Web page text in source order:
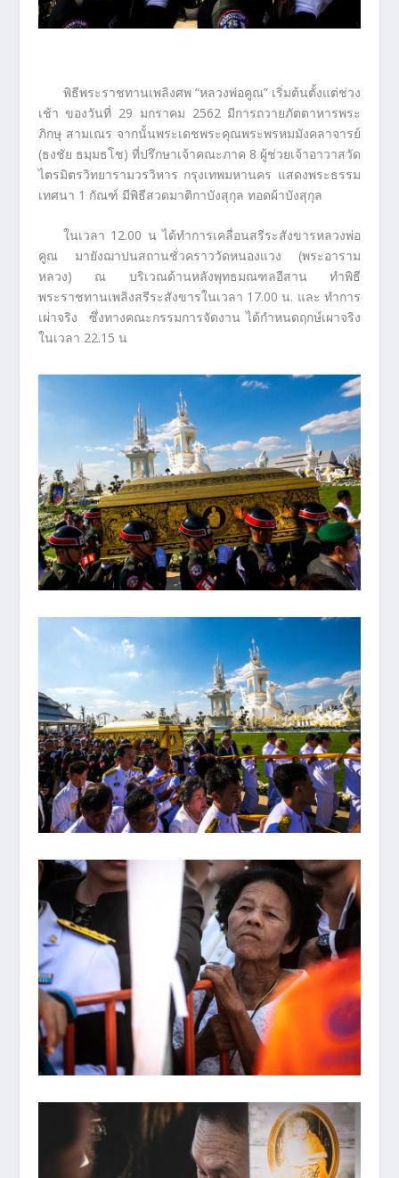
พิธีพระราชทานเพลิงศพ “หลวงพ่อคูณ” เริ่มต้นตั้งแต่ช่วง
เช้า ของวันที่ 29 มกราคม 2562 มีการถวายภัตตาหารพระ
ภิกษุ สามเณร จากนั้นพระเดชพระคุณพระพรหมมังคลาจารย์
(ธงชัย ธมฺมธโช) ที่ปรึกษาเจ้าคณะภาค 8 ผู้ช่วยเจ้าอาวาสวัด
ไตรมิตรวิทยารามวรวิหาร กรุงเทพมหานคร แสดงพระธรรม
เทศนา 1 กัณฑ์ มีพิธีสวดมาติกาบังสุกุล ทอดผ้าบังสุกุล
ในเวลา 12.00 น ได้ทำการเคลื่อนสรีระสังขารหลวงพ่อ
คูณ มายังฌาปนสถานชั่วคราววัดหนองแวง (พระอาราม
หลวง) ณ บริเวณด้านหลังพุทธมณฑลอีสาน ทำพิธี
พระราชทานเพลิงสรีระสังขารในเวลา 17.00 น. และ ทำการ
เผ่าจริง ซึ่งทางคณะกรรมการจัดงาน ได้กำหนดฤกษ์เผาจริง
ในเวลา 22.15 น